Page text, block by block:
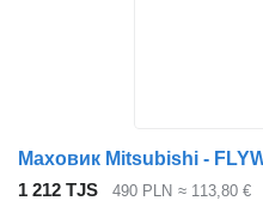
1 212 TJS 490 PLN ≈ 113,80 €